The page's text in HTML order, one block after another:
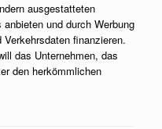
ausgestatteten
und durch Werbung
finanzieren.
das Unternehmen, das
den herkömmlichen